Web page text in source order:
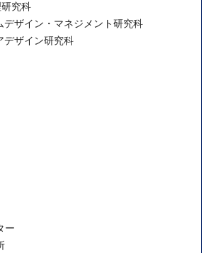
究科
デザイン・マネジメント研究科
デザイン研究科
ー